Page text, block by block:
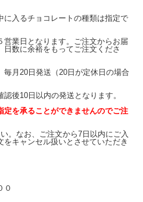
入るチョコレートの種類は指定で
業日となります。ご注文からお届
数に余裕をもってご注文くださ
月20日発送（20日が定休日の場合
後10日以内の発送となります。
を承ることができませんのでご注
。なお、ご注文から7日以内にご入
キャンセル扱いとさせていただき
０